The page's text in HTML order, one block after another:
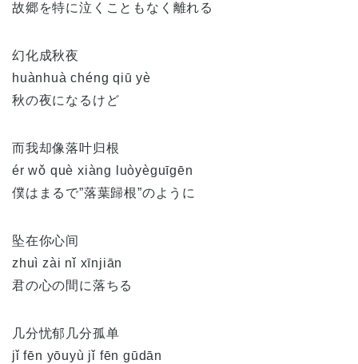
故郷を特に泣くこともなく離れる
幻化成秋夜
huànhuà chéng qiū yè
秋の夜になるけど
而我却像落叶归根
ér wǒ què xiàng luòyèguīgēn
僕はまるで”落葉歸根”のように
坠在你心间
zhuì zài nǐ xīnjiān
君の心の間に落ちる
几分忧郁几分孤单
jǐ fēn yōuyù jǐ fēn gūdān